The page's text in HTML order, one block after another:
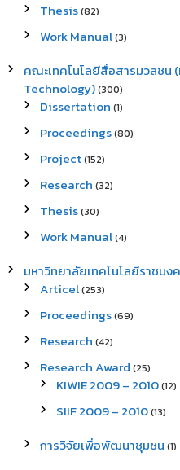
Thesis(82)
Work Manual(3)
คณะเทคโนโลยีสื่อสารมวลชน
Technology)(300)
Dissertation (1)
Proceedings(80)
Project(152)
Research (32)
Thesis(30)
Work Manual(4)
มหาวิทยาลัยเทคโนโลยีราชม
Articel(253)
Proceedings(69)
Research (42)
Research Award (25)
KIWIE 2009 – 2010(12)
SIIF 2009 – 2010(13)
การวิจัยเพื่อพัฒนาชุมชน (1)